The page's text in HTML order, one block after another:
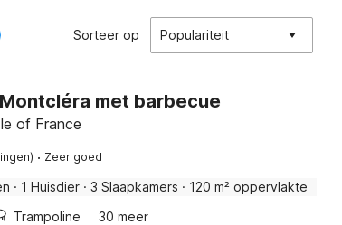
Sorteer op Populariteit
met barbecue
of France
· Zeer goed
· 1 Huisdier · 3 Slaapkamers · 120 m² oppervlakte
Trampoline 30 meer